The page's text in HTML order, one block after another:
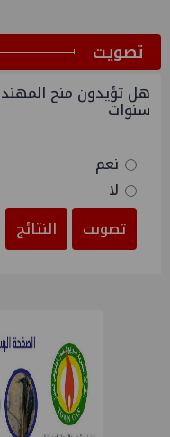
ﺗﺼﻮﻳﺖ
هل تؤيدون منح
سنوات
نعم
لا
تصويت
النتائج